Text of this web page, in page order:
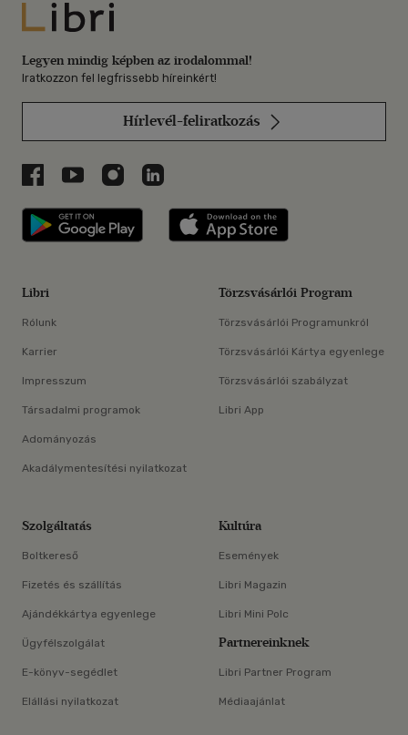
Libri
Legyen mindig képben az irodalommal!
Iratkozzon fel legfrissebb híreinkért!
Hírlevél-feliratkozás
Libri a Facebookon
Libri a Youtube-on
Libri az Instagramon
Libri a LinkedInen
Libri applikáció Szerezd meg: Google
Libri
Rólunk
Karrier
Impresszum
Társadalmi programok
Adományozás
Akadálymentesítési nyilatkozat
Törzsvásárlói Program
Törzsvásárlói Programunkról
Törzsvásárlói Kártya egyenlege
Törzsvásárlói szabályzat
Libri App
Szolgáltatás
Boltkereső
Fizetés és szállítás
Ajándékkártya egyenlege
Ügyfélszolgálat
E-könyv-segédlet
Elállási nyilatkozat
Kultúra
Események
Libri Magazin
Libri Mini Polc
Partnereinknek
Libri Partner Program
Médiaajánlat